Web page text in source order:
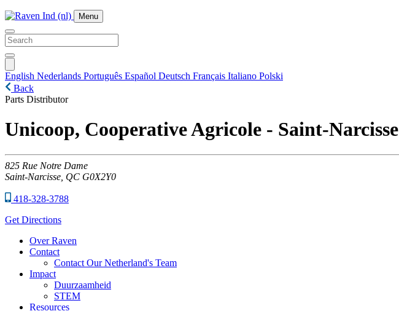
Menu
English Nederlands Português Español Deutsch Français Italiano Polski
Back
Parts Distributor
Unicoop, Cooperative Agricole - Saint-Narcisse
825 Rue Notre Dame
Saint-Narcisse, QC G0X2Y0
418-328-3788
Get Directions
Over Raven
Contact
Contact Our Netherland's Team
Impact
Duurzaamheid
STEM
Resources